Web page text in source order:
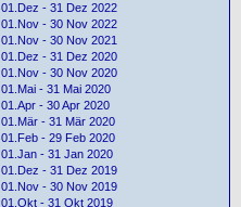
01.Dez - 31 Dez 2022
01.Nov - 30 Nov 2022
01.Nov - 30 Nov 2021
01.Dez - 31 Dez 2020
01.Nov - 30 Nov 2020
01.Mai - 31 Mai 2020
01.Apr - 30 Apr 2020
01.Mär - 31 Mär 2020
01.Feb - 29 Feb 2020
01.Jan - 31 Jan 2020
01.Dez - 31 Dez 2019
01.Nov - 30 Nov 2019
01.Okt - 31 Okt 2019